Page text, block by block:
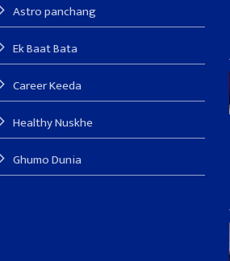
Astro panchang
Ek Baat Bata
Career Keeda
Healthy Nuskhe
Ghumo Dunia